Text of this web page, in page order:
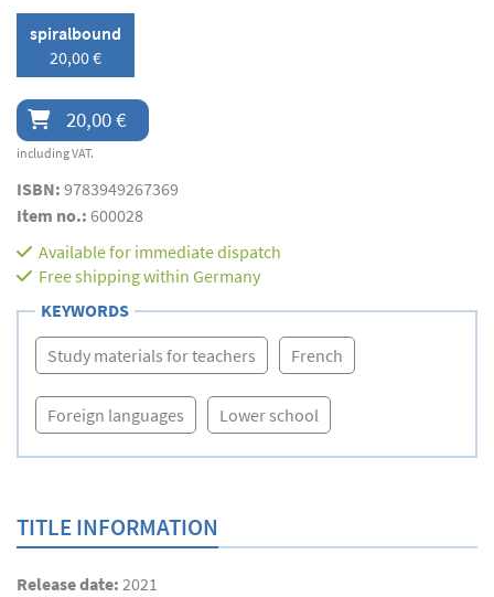
spiralbound
20,00 €
20,00 €
including VAT.
ISBN: 9783949267369
Item no.: 600028
Available for immediate dispatch
Free shipping within Germany
KEYWORDS
Study materials for teachers French
Foreign languages Lower school
TITLE INFORMATION
Release date: 2021